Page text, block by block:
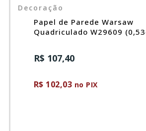
Decoração
Papel de Parede Warsaw
Quadriculado W29609
R$ 107,40
R$ 102,03 no PIX